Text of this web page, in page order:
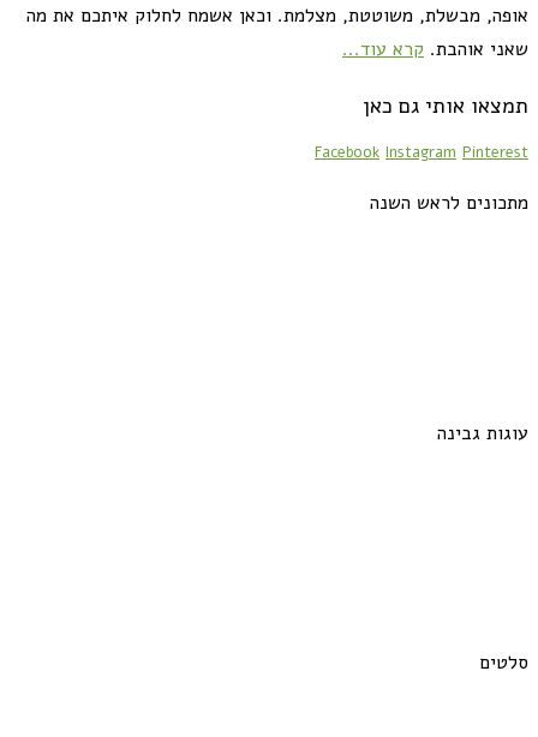
אופה, מבשלת, משוטטת, מצלמת. וכאן אשמח לחלוק איתכם את מה
שאני אוהבת. קרא עוד...
תמצאו אותי גם כאן
Facebook Instagram Pinterest
מתכונים לראש השנה
עוגות גבינה
סלטים